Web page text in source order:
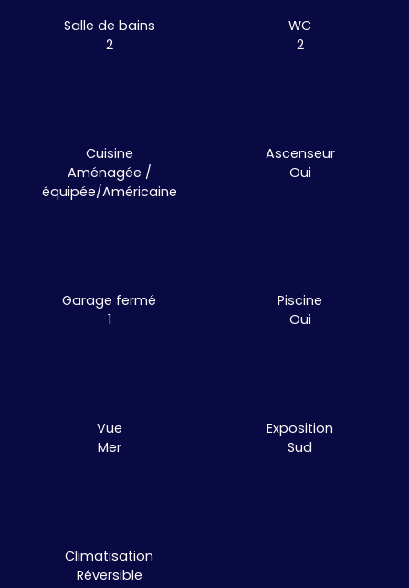
Salle de bains
2
WC
2
Cuisine
Aménagée /
équipée/Américaine
Ascenseur
Oui
Garage fermé
1
Piscine
Oui
Vue
Mer
Exposition
Sud
Climatisation
Réversible